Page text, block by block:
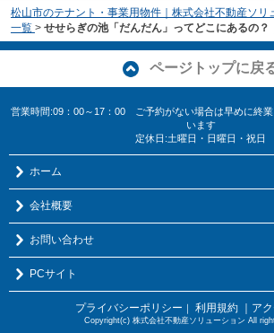
松山市のテナント・事業用物件｜株式会社不動産ソリ
一覧 > せせらぎの池「だんだん」ってどこにあるの？
ページトップに戻
営業時間:09：00～17：00 ご予約がない場合は早めに終
います
定休日:土曜日・日曜日・祝日
ホーム
会社概要
お問い合わせ
PCサイト
プライバシーポリシー ｜ 利用規約 ｜ア
Copyright(c) 株式会社不動産ソリューション All